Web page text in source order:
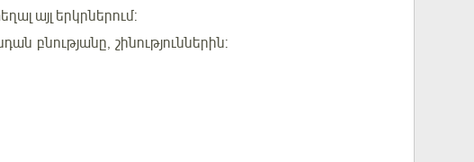
այլ երկրներում:
բնությանը, շինություններին: